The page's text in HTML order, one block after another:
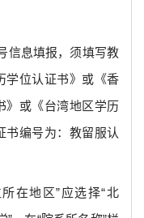
信息填报，须填写教
学位认证书》或《香
》或《台湾地区学历
书编号为：教留服认
在地区”应选择“北